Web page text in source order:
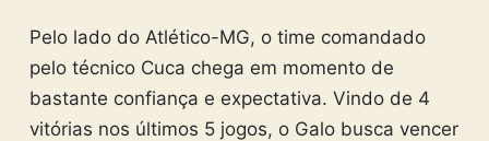
Pelo lado do Atlético-MG, o time comandado
pelo técnico Cuca chega em momento de
bastante confiança e expectativa. Vindo de 4
vitórias nos últimos 5 jogos, o Galo busca vencer